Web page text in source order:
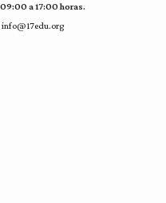
a 17:00 horas.